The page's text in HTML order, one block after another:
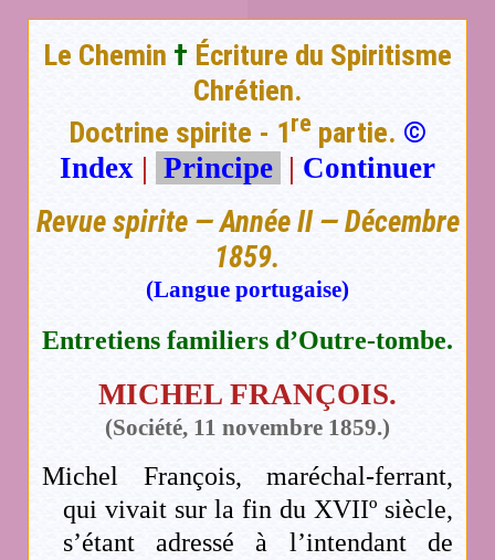
Le Chemin † Écriture du Spiritisme
Chrétien.
Doctrine spirite - 1re partie. ©
Index | Principe | Continuer
Revue spirite — Année II — Décembre
1859.
(Langue portugaise)
Entretiens familiers d’Outre-tombe.
MICHEL FRANÇOIS.
(Société, 11 novembre 1859.)
Michel François, maréchal-ferrant,
qui vivait sur la fin du XVIIº siècle,
s’étant adressé à l’intendant de